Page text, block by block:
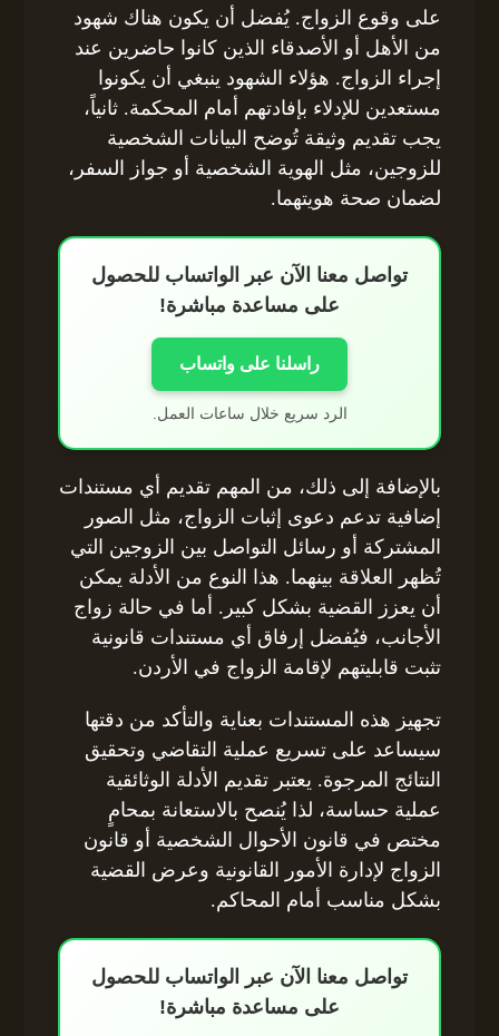
على وقوع الزواج. يُفضل أن يكون هناك شهود
من الأهل أو الأصدقاء الذين كانوا حاضرين عند
إجراء الزواج. هؤلاء الشهود ينبغي أن يكونوا
مستعدين للإدلاء بإفادتهم أمام المحكمة. ثانياً،
يجب تقديم وثيقة تُوضح البيانات الشخصية
للزوجين، مثل الهوية الشخصية أو جواز السفر،
لضمان صحة هويتهما.
تواصل معنا الآن عبر الواتساب للحصول
على مساعدة مباشرة!
راسلنا على واتساب
الرد سريع خلال ساعات العمل.
بالإضافة إلى ذلك، من المهم تقديم أي مستندات
إضافية تدعم دعوى إثبات الزواج، مثل الصور
المشتركة أو رسائل التواصل بين الزوجين التي
تُظهر العلاقة بينهما. هذا النوع من الأدلة يمكن
أن يعزز القضية بشكل كبير. أما في حالة زواج
الأجانب، فيُفضل إرفاق أي مستندات قانونية
تثبت قابليتهم لإقامة الزواج في الأردن.
تجهيز هذه المستندات بعناية والتأكد من دقتها
سيساعد على تسريع عملية التقاضي وتحقيق
النتائج المرجوة. يعتبر تقديم الأدلة الوثائقية
عملية حساسة، لذا يُنصح بالاستعانة بمحامٍ
مختص في قانون الأحوال الشخصية أو قانون
الزواج لإدارة الأمور القانونية وعرض القضية
بشكل مناسب أمام المحاكم.
تواصل معنا الآن عبر الواتساب للحصول
على مساعدة مباشرة!